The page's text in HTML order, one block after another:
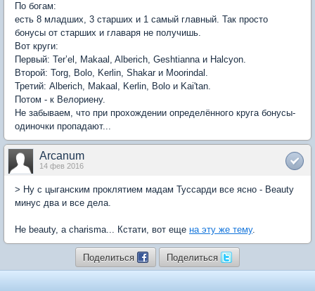
По богам:
есть 8 младших, 3 старших и 1 самый главный. Так просто
бонусы от старших и главаря не получишь.
Вот круги:
Первый: Ter’el, Makaal, Alberich, Geshtianna и Halcyon.
Второй: Torg, Bolo, Kerlin, Shakar и Moorindal.
Третий: Alberich, Makaal, Kerlin, Bolo и Kai'tan.
Потом - к Велориену.
Не забываем, что при прохождении определённого круга бонусы-
одиночки пропадают...
Arcanum
14 фев 2016
> Ну с цыганским проклятием мадам Туссарди все ясно - Beauty
минус два и все дела.
Не beauty, a charisma... Кстати, вот еще на эту же тему.
Поделиться Поделиться